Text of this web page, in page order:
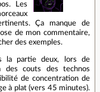
Les
Ça manque de
de mon commentaire,
des exemples.
la partie deux, lors de
des couts des technos
de concentration de
à plat (vers 45 minutes).